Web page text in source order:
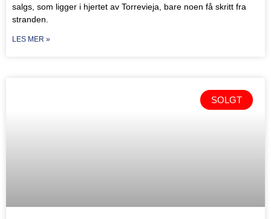
salgs, som ligger i hjertet av Torrevieja, bare noen få skritt fra
stranden.
LES MER »
SOLGT